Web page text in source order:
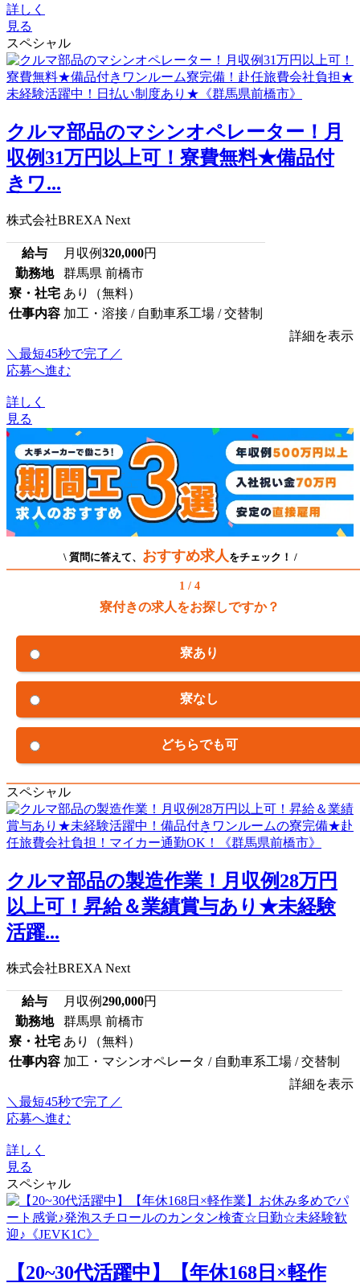
詳しく
見る
スペシャル
クルマ部品のマシンオペレーター！月
収例31万円以上可！寮費無料★備品付
きワ...
株式会社BREXA Next
給与 月収例320,000円
勤務地
群馬県 前橋市
寮・社宅 あり（無料）
仕事内容 加工・溶接 / 自動車系工場 / 交替制
詳細を表示
＼最短45秒で完了／
応募へ進む
詳しく
見る
\ 質問に答えて、 おすすめ求人 をチェック！ /
1 / 4
寮付きの求人をお探しですか？
寮あり
寮なし
どちらでも可
スペシャル
クルマ部品の製造作業！月収例28万円
以上可！昇給＆業績賞与あり★未経験
活躍...
株式会社BREXA Next
給与 月収例290,000円
勤務地
群馬県 前橋市
寮・社宅 あり（無料）
仕事内容 加工・マシンオペレータ / 自動車系工場 / 交替制
詳細を表示
＼最短45秒で完了／
応募へ進む
詳しく
見る
スペシャル
【20~30代活躍中】【年休168日×軽作